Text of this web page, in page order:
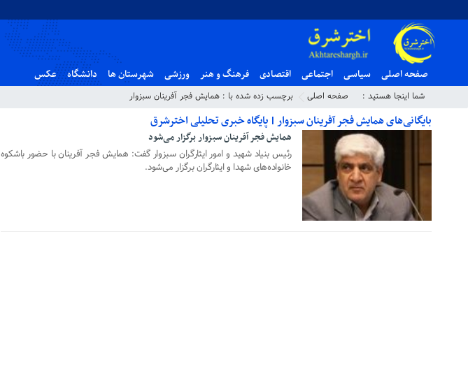
صفحه اصلی سیاسی اجتماعی اقتصادی فرهنگ و هنر ورزشی شهرستان ها دانشگاه عکس
شما اینجا هستید : صفحه اصلی برچسب زده شده با : همایش فجر آفرینان سبزوار
بایگانی‌های همایش فجر آفرینان سبزوار | پایگاه خبری تحلیلی اخترشرق
همایش فجر آفرینان سبزوار برگزار می‌شود
رئیس بنیاد شهید و امور ایثارگران سبزوار گفت: همایش فجر آفرینان با حضور باشکوه
خانواده‌های شهدا و ایثارگران برگزار می‌شود.